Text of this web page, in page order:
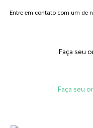
Entre em contato com um de
Faça seu
Faça seu